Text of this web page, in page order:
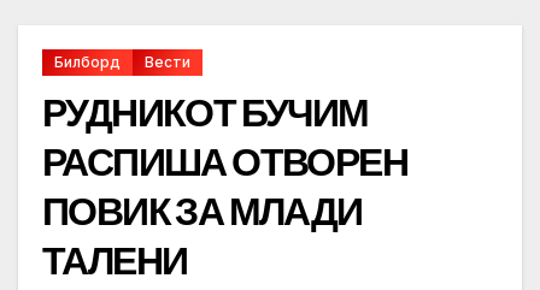
Билборд Вести
РУДНИКОТ БУЧИМ
РАСПИША ОТВОРЕН
ПОВИК ЗА МЛАДИ
ТАЛЕНИ